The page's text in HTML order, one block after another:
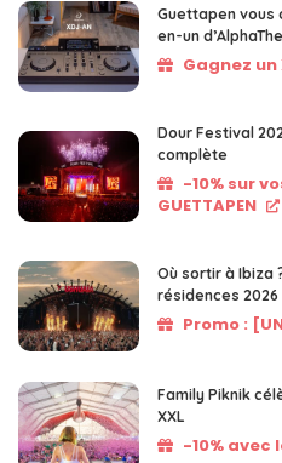
Guettapen vous
en-un
Gagnez un
Dour Festival
complète
-10% sur
GUETTAPEN
Où sortir à Ibiza
résidences 2026
Promo :
Family Piknik
XXL
-10% avec